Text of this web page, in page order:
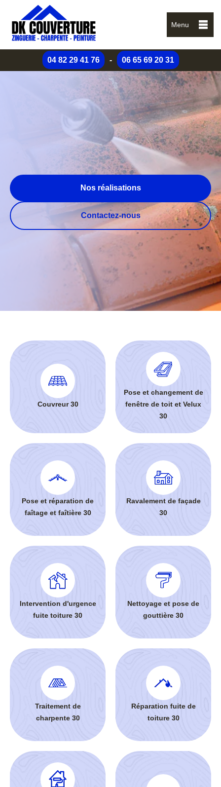
Menu
04 82 29 41 76 - 06 65 69 20 31
Nos réalisations
Contactez-nous
Couvreur 30
Pose et changement de
fenêtre de toit et Velux
30
Pose et réparation de
faîtage et faîtière 30
Ravalement de façade
30
Intervention d'urgence
fuite toiture 30
Nettoyage et pose de
gouttière 30
Traitement de
charpente 30
Réparation fuite de
toiture 30